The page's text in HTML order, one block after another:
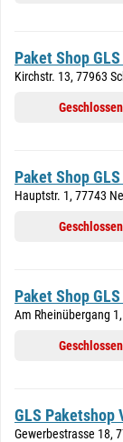
Paket Shop
Kirchstr. 13, 77963
Paket Shop
Hauptstr. 1, 77743
Paket Shop
Am Rheinübergang
GLS
Gewerbestrasse 18,